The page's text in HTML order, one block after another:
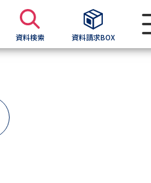
資料検索 資料請求BOX